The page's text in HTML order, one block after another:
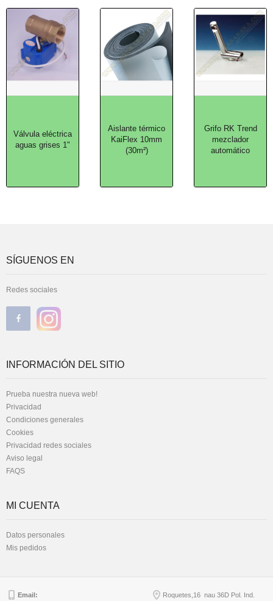
Válvula eléctrica
aguas grises 1"
Aislante térmico
KaiFlex 10mm
(30m²)
Grifo RK Trend
mezclador
automático
SÍGUENOS EN
Redes sociales
INFORMACIÓN DEL SITIO
Prueba nuestra nueva web!
Privacidad
Condiciones generales
Cookies
Privacidad redes sociales
Aviso legal
FAQS
MI CUENTA
Datos personales
Mis pedidos
Email: Roquetes,16 nau 36D Pol. Ind.